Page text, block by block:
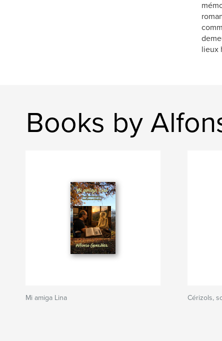
lieux
Books by
Mi amiga Lina Cérizols,